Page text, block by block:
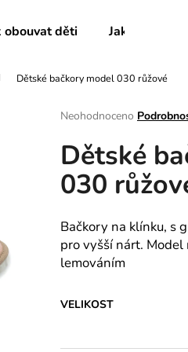
obouvat děti Jak udržovat
Dětské bačkory model 030 růžové
Průměrné
produktu
je
0,0
z
hvězdiček.
Neohodnoceno
Dětské
030
Bačkory na klínku, s
pro vyšší nárt. Model
lemováním
VELIKOST